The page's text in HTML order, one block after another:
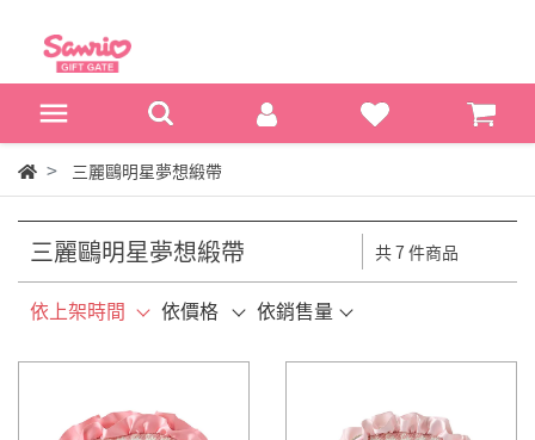
三麗鷗明星夢想緞帶
三麗鷗明星夢想緞帶 共 7 件商品
依上架時間 依價格 依銷售量